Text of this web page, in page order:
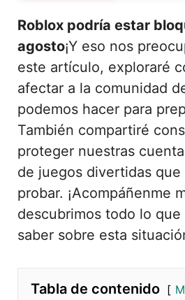
Roblox podría estar
agosto¡Y eso nos
este artículo, exploraré
afectar a la comunidad
podemos hacer para
También compartiré
proteger nuestras
de juegos divertidas que
probar. ¡Acompáñenme
descubrimos todo lo
saber sobre esta
Tabla de contenido